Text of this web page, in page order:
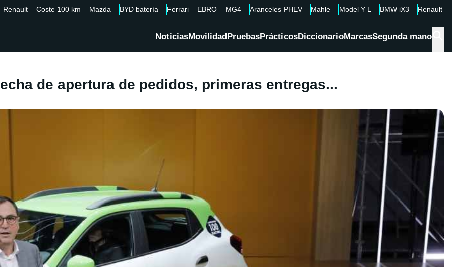
Renault Coste 100 km Mazda BYD batería Ferrari EBRO MG4 Aranceles PHEV Mahle Model Y L BMW iX3 Renault
NoticiasMovilidadPruebasPrácticosDiccionarioMarcasSegunda mano
de apertura de pedidos, primeras entregas...